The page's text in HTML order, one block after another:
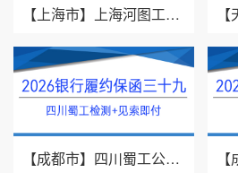
【上海市】上海河图工程股份有限公司/投标保函/2026银行投标保函十一
【成都市】四川蜀工公路工程试验检测有限公司/2026年银行履约保函三十九